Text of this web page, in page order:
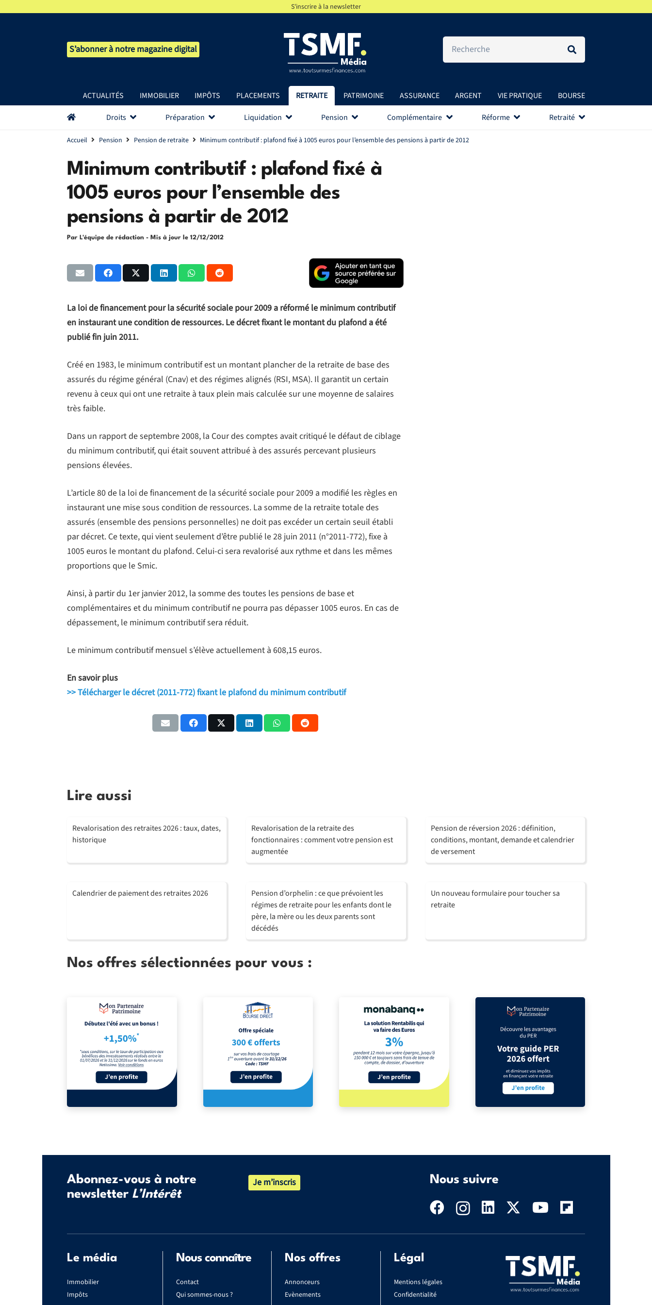
S'inscrire à la newsletter
S’abonner à notre magazine digital
ACTUALITÉS IMMOBILIER IMPÔTS PLACEMENTS RETRAITE PATRIMOINE ASSURANCE ARGENT VIE PRATIQUE BOURSE
Droits Préparation Liquidation Pension Complémentaire Réforme Retraité
Accueil Pension Pension de retraite Minimum contributif : plafond fixé à 1005 euros pour l’ensemble des pensions à partir de 2012
Minimum contributif : plafond fixé à
1005 euros pour l’ensemble des
pensions à partir de 2012
Par L'équipe de rédaction - Mis à jour le 12/12/2012
La loi de financement pour la sécurité sociale pour 2009 a réformé le minimum contributif
en instaurant une condition de ressources. Le décret fixant le montant du plafond a été
publié fin juin 2011.
Créé en 1983, le minimum contributif est un montant plancher de la retraite de base des
assurés du régime général (Cnav) et des régimes alignés (RSI, MSA). Il garantit un certain
revenu à ceux qui ont une retraite à taux plein mais calculée sur une moyenne de salaires
très faible.
Dans un rapport de septembre 2008, la Cour des comptes avait critiqué le défaut de ciblage
du minimum contributif, qui était souvent attribué à des assurés percevant plusieurs
pensions élevées.
L’article 80 de la loi de financement de la sécurité sociale pour 2009 a modifié les règles en
instaurant une mise sous condition de ressources. La somme de la retraite totale des
assurés (ensemble des pensions personnelles) ne doit pas excéder un certain seuil établi
par décret. Ce texte, qui vient seulement d’être publié le 28 juin 2011 (n°2011-772), fixe à
1005 euros le montant du plafond. Celui-ci sera revalorisé aux rythme et dans les mêmes
proportions que le Smic.
Ainsi, à partir du 1er janvier 2012, la somme des toutes les pensions de base et
complémentaires et du minimum contributif ne pourra pas dépasser 1005 euros. En cas de
dépassement, le minimum contributif sera réduit.
Le minimum contributif mensuel s’élève actuellement à 608,15 euros.
En savoir plus
>> Télécharger le décret (2011-772) fixant le plafond du minimum contributif
Lire aussi
Revalorisation des retraites 2026 : taux, dates,
historique
Revalorisation de la retraite des
fonctionnaires : comment votre pension est
augmentée
Pension de réversion 2026 : définition,
conditions, montant, demande et calendrier
de versement
Calendrier de paiement des retraites 2026
Pension d’orphelin : ce que prévoient les
régimes de retraite pour les enfants dont le
père, la mère ou les deux parents sont
décédés
Un nouveau formulaire pour toucher sa
retraite
Nos offres sélectionnées pour vous :
Abonnez-vous à notre
newsletter L’Intérêt
Je m’inscris Nous suivre
Le média
Immobilier
Impôts
Nous connaître
Contact
Qui sommes-nous ?
Nos offres
Annonceurs
Evènements
Légal
Mentions légales
Confidentialité